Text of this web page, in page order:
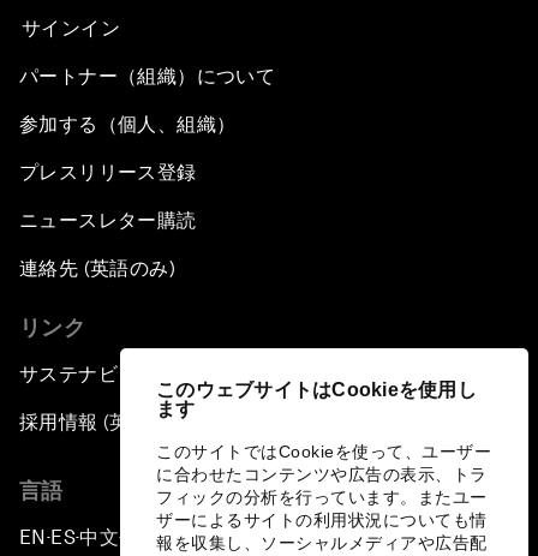
このウェブサイトはCookieを使用し
ます
このサイトではCookieを使って、ユーザー
に合わせたコンテンツや広告の表示、トラ
フィックの分析を行っています。またユー
ザーによるサイトの利用状況についても情
報を収集し、ソーシャルメディアや広告配
サインイン
パートナー（組織）について
参加する（個人、組織）
プレスリリース登録
ニュースレター購読
連絡先 (英語のみ)
リンク
サステナビリティへの取り組み
採用情報 (英語のみ)
言語
EN ▪ES▪中文▪ 日本語